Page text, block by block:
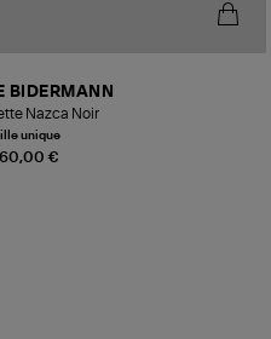
€
BIDERMANN
Nazca Noir
unique